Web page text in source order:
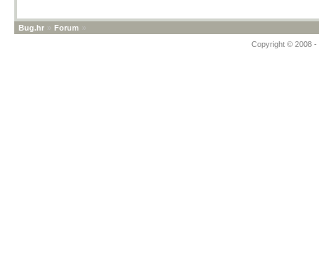
Bug.hr » Forum »
Copyright © 2008 -